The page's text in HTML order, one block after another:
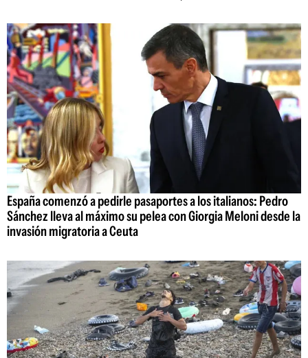
España comenzó a pedirle pasaportes a los italianos: Pedro
Sánchez lleva al máximo su pelea con Giorgia Meloni desde la
invasión migratoria a Ceuta